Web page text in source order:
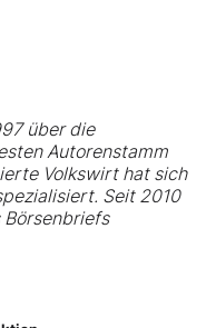
über die
Autorenstamm
Volkswirt hat sich
Seit 2010